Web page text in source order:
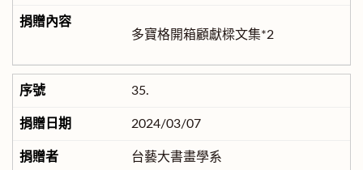
多寶格開箱顧獻樑文集*2
35.
2024/03/07
台藝大書畫學系